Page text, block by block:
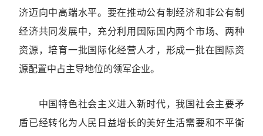
济迈向中高端水平。要在推动公有制经济和非公有制
经济共同发展中，充分利用国际国内两个市场、两种
资源，培育一批国际化经营人才，形成一批在国际资
源配置中占主导地位的领军企业。
中国特色社会主义进入新时代，我国社会主要矛
盾已经转化为人民日益增长的美好生活需要和不平衡